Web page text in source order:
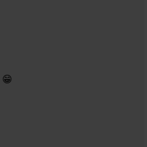
😁